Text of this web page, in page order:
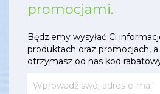
promocjami.
Będziemy wysyłać Ci
produktach oraz promocjach,
otrzymasz od nas kod